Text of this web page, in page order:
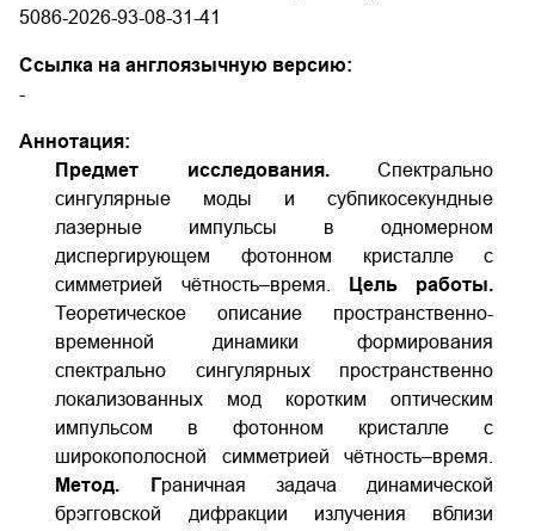
5086-2026-93-08-31-41
Ссылка на англоязычную версию:
-
Аннотация:
Предмет исследования.Спектрально
сингулярные моды и субпикосекундные
лазерные импульсы в одномерном
диспергирующем фотонном кристалле с
симметрией чётность–время.
Цель работы.
Теоретическое описание пространственно-
временной динамики формирования
спектрально сингулярных пространственно
локализованных мод коротким оптическим
импульсом в фотонном кристалле с
широкополосной симметрией чётность–время.
Метод. Граничная задача динамической
брэгговской дифракции излучения вблизи